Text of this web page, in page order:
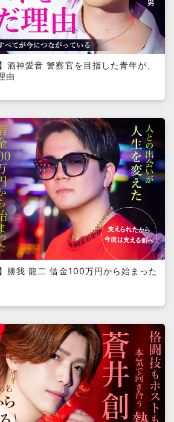
酒神愛音 警察官を目指した青年が、
由
勝我 龍二 借金100万円から始まった